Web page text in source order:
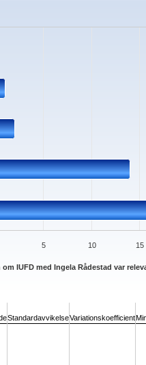
categories.
om IUFD med Ingela Rådestad var
5 10 15
StandardavvikelseVariationskoefficient